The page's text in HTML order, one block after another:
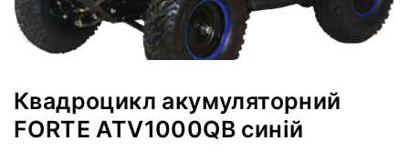
Квадроцикл акумуляторний
FORTE ATV1000QB синій